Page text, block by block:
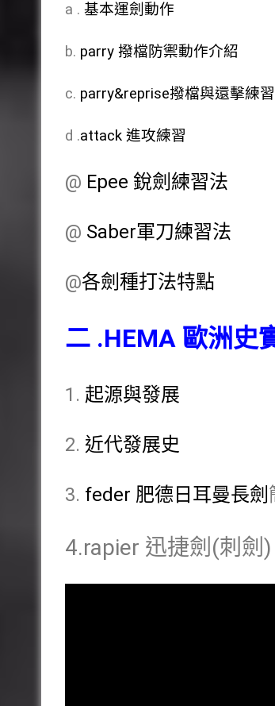
a . 基本運劍動作
b. parry 撥檔防禦動作介紹
c. parry&reprise撥檔與還擊練習
d .attack 進攻練習
@ Epee 銳劍練習法
@ Saber軍刀練習法
@各劍種打法特點
二 .HEMA 歐洲史
1. 起源與發展
2. 近代發展史
3. feder 肥德日耳曼長劍
4.rapier 迅捷劍(刺劍)